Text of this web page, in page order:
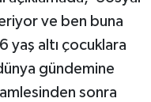
ve ben buna
yaş altı çocuklara
gündemine
sonra